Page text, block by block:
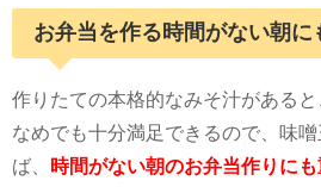
お弁当を作る時間がない朝に
作りたての本格的なみそ汁がある
なめでも十分満足できるので、味
ば、
時間がない朝のお弁当作りに